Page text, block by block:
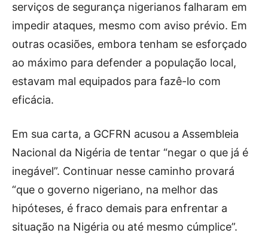
serviços de segurança nigerianos falharam em
impedir ataques, mesmo com aviso prévio. Em
outras ocasiões, embora tenham se esforçado
ao máximo para defender a população local,
estavam mal equipados para fazê-lo com
eficácia.
Em sua carta, a GCFRN acusou a Assembleia
Nacional da Nigéria de tentar “negar o que já é
inegável”. Continuar nesse caminho provará
“que o governo nigeriano, na melhor das
hipóteses, é fraco demais para enfrentar a
situação na Nigéria ou até mesmo cúmplice”.